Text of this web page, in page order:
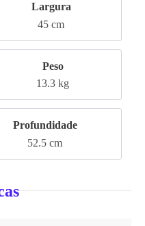
Largura
45 cm
Peso
13.3 kg
Profundidade
52.5 cm